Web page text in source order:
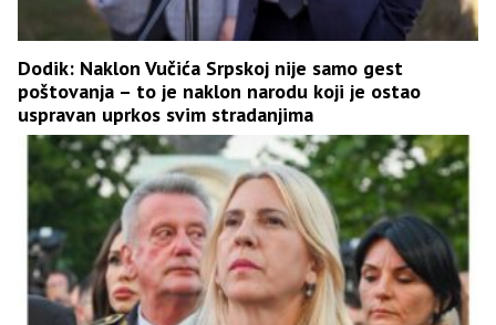
Dodik: Naklon Vučića Srpskoj nije samo gest
poštovanja – to je naklon narodu koji je ostao
uspravan uprkos svim stradanjima